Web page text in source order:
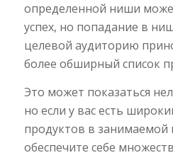
определенной ниши
успех, но попадание в
целевой аудиторию
более обширный список
Это может показаться
но если у вас есть
продуктов в
обеспечите себе